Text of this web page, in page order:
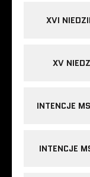
XVI
XV
INTENCJE
INTENCJE